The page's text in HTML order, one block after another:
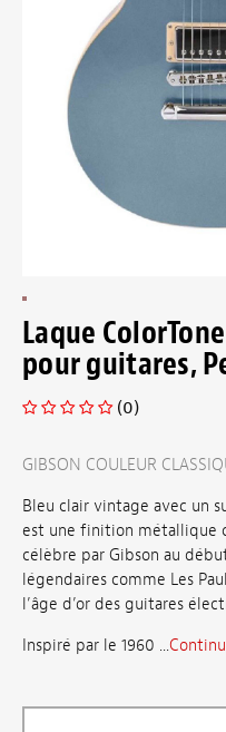
Laque
pour guitares,
(0)
GIBSON COULEUR
Bleu clair vintage avec un
est une finition métallique
célèbre par Gibson au
légendaires comme Les
l’âge d’or des guitares
Inspiré par le 1960 ...